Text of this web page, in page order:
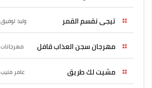
تيجى نقسم القمر وليد توفيق
مهرجان سجن العذاب قافل مهرجانات
مشيت لك طريق عامر منيب